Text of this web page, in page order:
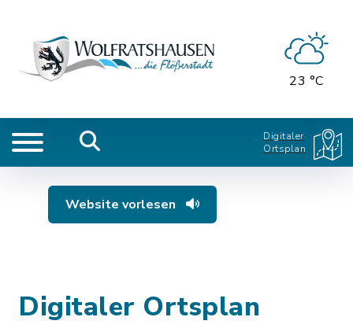
23 °C
Digitaler
Ortsplan
Website vorlesen
Digitaler Ortsplan